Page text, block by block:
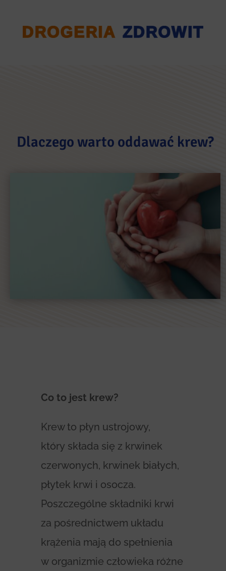
Dlaczego warto oddawać krew?
Co to jest krew?
Krew to płyn ustrojowy,
który składa się z krwinek
czerwonych, krwinek białych,
płytek krwi i osocza.
Poszczególne składniki krwi
za pośrednictwem układu
krążenia mają do spełnienia
w organizmie człowieka różne